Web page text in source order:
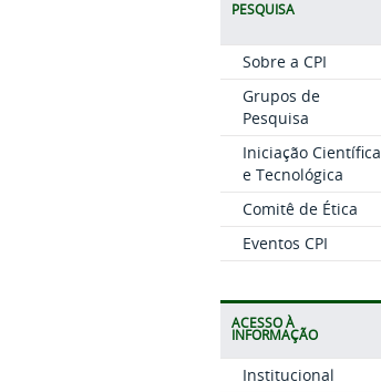
PESQUISA
Sobre a CPI
Grupos de
Pesquisa
Iniciação Científica
e Tecnológica
Comitê de Ética
Eventos CPI
ACESSO À
INFORMAÇÃO
Institucional